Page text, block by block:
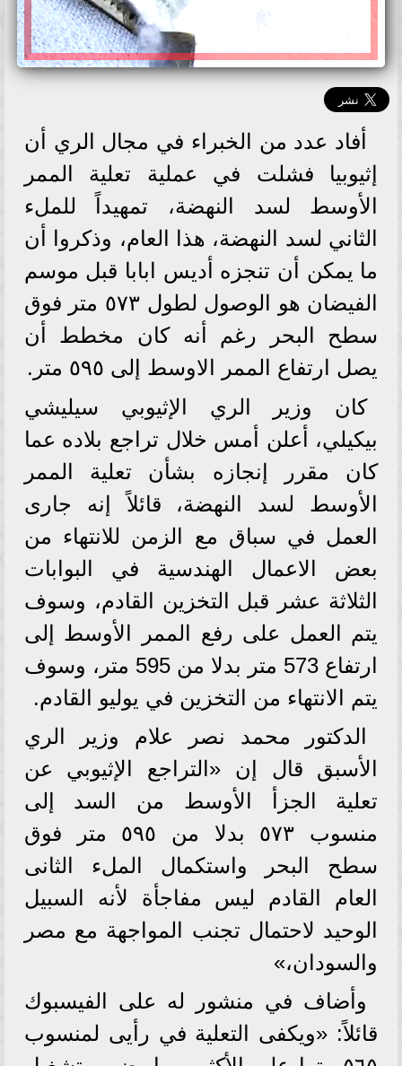
أفاد عدد من الخبراء في مجال الري أن
إثيوبيا فشلت في عملية تعلية الممر
الأوسط لسد النهضة، تمهيداً للملء
الثاني لسد النهضة، هذا العام، وذكروا أن
ما يمكن أن تنجزه أديس ابابا قبل موسم
الفيضان هو الوصول لطول ٥٧٣ متر فوق
سطح البحر رغم أنه كان مخطط أن
يصل ارتفاع الممر الاوسط إلى ٥٩٥ متر.
كان وزير الري الإثيوبي سيليشي
بيكيلي، أعلن أمس خلال تراجع بلاده عما
كان مقرر إنجازه بشأن تعلية الممر
الأوسط لسد النهضة، قائلاً إنه جارى
العمل في سباق مع الزمن للانتهاء من
بعض الاعمال الهندسية في البوابات
الثلاثة عشر قبل التخزين القادم، وسوف
يتم العمل على رفع الممر الأوسط إلى
ارتفاع 573 متر بدلا من 595 متر، وسوف
يتم الانتهاء من التخزين في يوليو القادم.
الدكتور محمد نصر علام وزير الري
الأسبق قال إن «التراجع الإثيوبي عن
تعلية الجزأ الأوسط من السد إلى
منسوب ٥٧٣ بدلا من ٥٩٥ متر فوق
سطح البحر واستكمال الملء الثانى
العام القادم ليس مفاجأة لأنه السبيل
الوحيد لاحتمال تجنب المواجهة مع مصر
والسودان،»
وأضاف في منشور له على الفيسبوك
قائلاً: «ويكفى التعلية في رأيى لمنسوب